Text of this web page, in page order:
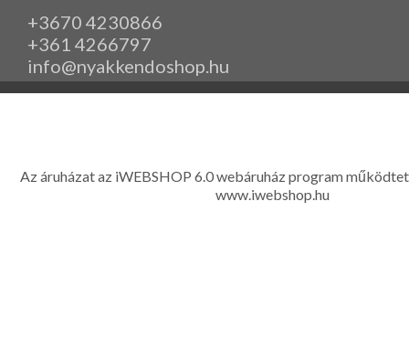
+3670 4230866
+361 4266797
info@nyakkendoshop.hu
Az áruházat az iWEBSHOP 6.0 webáruház program
www.iwebshop.hu